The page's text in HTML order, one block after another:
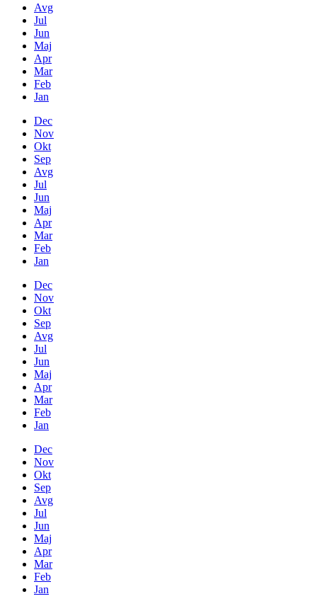
Avg
Jul
Jun
Maj
Apr
Mar
Feb
Jan
Dec
Nov
Okt
Sep
Avg
Jul
Jun
Maj
Apr
Mar
Feb
Jan
Dec
Nov
Okt
Sep
Avg
Jul
Jun
Maj
Apr
Mar
Feb
Jan
Dec
Nov
Okt
Sep
Avg
Jul
Jun
Maj
Apr
Mar
Feb
Jan